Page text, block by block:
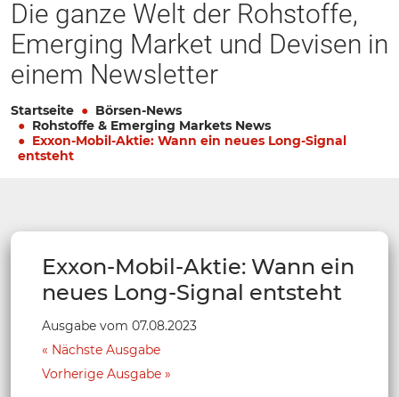
Die ganze Welt der Rohstoffe,
Emerging Market und Devisen in
einem Newsletter
Startseite
Börsen-News
Rohstoffe & Emerging Markets News
Exxon-Mobil-Aktie: Wann ein neues Long-Signal
entsteht
Exxon-Mobil-Aktie: Wann ein
neues Long-Signal entsteht
Ausgabe vom 07.08.2023
Nächste Ausgabe
Vorherige Ausgabe